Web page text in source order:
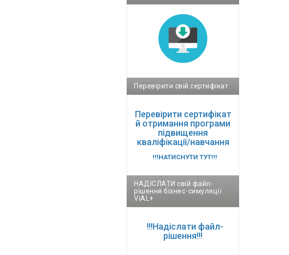
Перевірити свій сертифікат
Перевірити сертифікат
й отримання програми
підвищення
кваліфікації/навчання
!!!НАТИСНУТИ ТУТ!!!
НАДІСЛАТИ свій файл-
рішення бізнес-симуляції
ViAL+
!!!Надіслати файл-
рішення!!!